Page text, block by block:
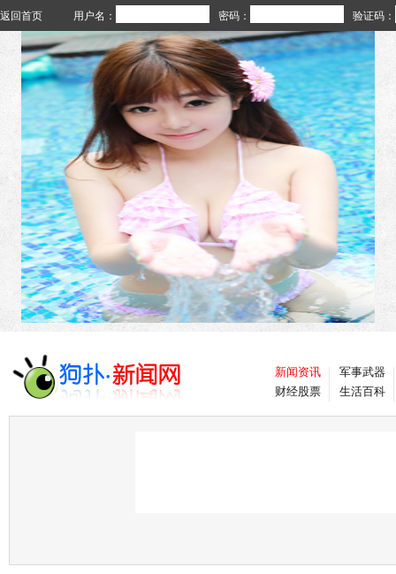
返回首页 用户名： 密码： 验证码：
新闻资讯
财经股票
军事武器
生活百科